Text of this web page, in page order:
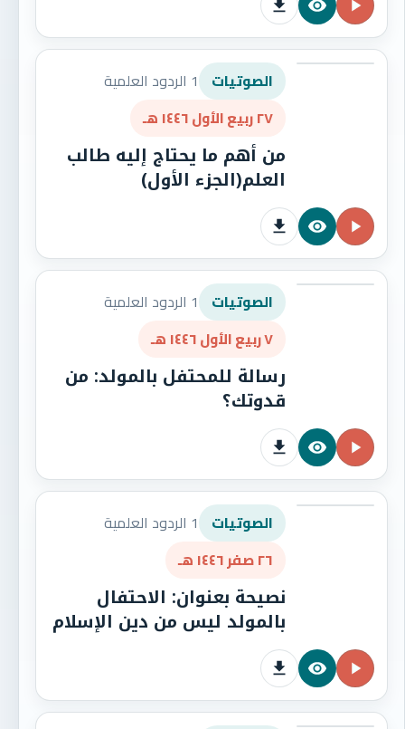
الصوتيات 1 الردود العلمية
٢٧ ربيع الأول ١٤٤٦ هـ
من أهم ما يحتاج إليه طالب
العلم(الجزء الأول)
الصوتيات 1 الردود العلمية
٧ ربيع الأول ١٤٤٦ هـ
رسالة للمحتفل بالمولد: من
قدوتك؟
الصوتيات 1 الردود العلمية
٢٦ صفر ١٤٤٦ هـ
نصيحة بعنوان: الاحتفال
بالمولد ليس من دين الإسلام